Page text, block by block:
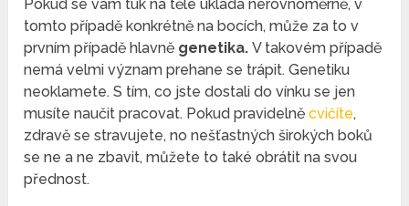
Pokud se vám tuk na těle ukládá nerovnoměrně, v
tomto případě konkrétně na bocích, může za to v
prvním případě hlavně genetika.V takovém případě
nemá velmi význam prehane se trápit. Genetiku
neoklamete. S tím, co jste dostali do vínku se jen
musíte naučit pracovat. Pokud pravidelněcvičíte,
zdravě se stravujete, no nešťastných širokých boků
se ne a ne zbavit, můžete to také obrátit na svou
přednost.